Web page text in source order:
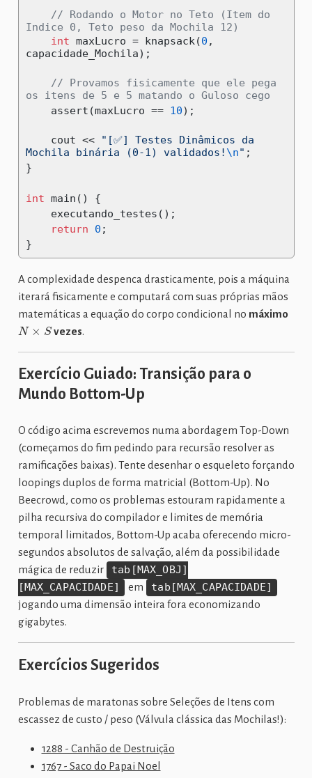
// Rodando o Motor no Teto (Item do
Indice 0, Teto peso da Mochila 12)
int maxLucro = knapsack(0 ,
capacidade_Mochila);
// Provamos fisicamente que ele pega
os itens de 5 e 5 matando o Guloso cego
assert (maxLucro == 10);
    cout
<<
"[✅] Testes Dinâmicos da
Mochila binária (0-1) validados! \n" ;
}
int main ()
{
    executando_testes
();
return
0 ;
}
A complexidade despenca drasticamente, pois a máquina
iterará fisicamente e computará com suas próprias mãos
matemáticas a equação do corpo condicional no máximo
N× S vezes.
Exercício Guiado: Transição para o
Mundo Bottom-Up
O código acima escrevemos numa abordagem Top-Down
(começamos do fim pedindo para recursão resolver as
ramificações baixas). Tente desenhar o esqueleto forçando
loopings duplos de forma matricial (Bottom-Up). No
Beecrowd, como os problemas estouram rapidamente a
pilha recursiva do compilador e limites de memória
temporal limitados, Bottom-Up acaba oferecendo micro-
segundos absolutos de salvação, além da possibilidade
mágica de reduzir
tab[MAX_OBJ]
[MAX_CAPACIDADE]
em tab[MAX_CAPACIDADE]
jogando uma dimensão inteira fora economizando
gigabytes.
Exercícios Sugeridos
Problemas de maratonas sobre Seleções de Itens com
escassez de custo / peso (Válvula clássica das Mochilas!):
1288 - Canhão de Destruição
1767 - Saco do Papai Noel